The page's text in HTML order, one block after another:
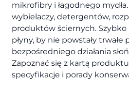
mikrofibry i łagodnego
wybielaczy, detergentów,
produktów ściernych. Szybko
płyny, by nie powstały trwałe
bezpośredniego działania
Zapoznać się z kartą
specyfikacje i porady